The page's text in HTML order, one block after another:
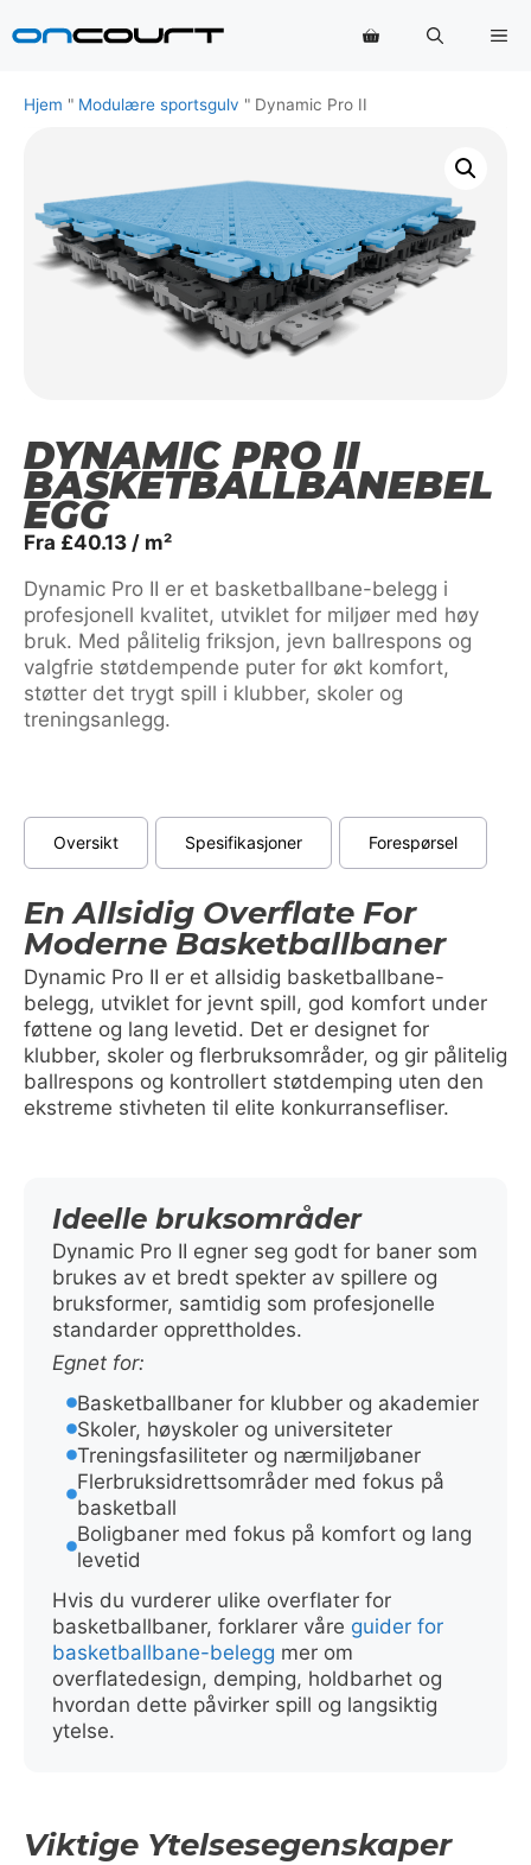
til
Hjem " Modulære sportsgulv " Dynamic Pro II
DYNAMIC PRO II
BASKETBALLBANEBEL
EGG
Fra £40.13 / m²
Dynamic Pro II er et basketballbane-belegg i
profesjonell kvalitet, utviklet for miljøer med høy
bruk. Med pålitelig friksjon, jevn ballrespons og
valgfrie støtdempende puter for økt komfort,
støtter det trygt spill i klubber, skoler og
treningsanlegg.
Oversikt Spesifikasjoner Forespørsel
En Allsidig Overflate For
Moderne Basketballbaner
Dynamic Pro II er et allsidig basketballbane-
belegg, utviklet for jevnt spill, god komfort under
føttene og lang levetid. Det er designet for
klubber, skoler og flerbruksområder, og gir pålitelig
ballrespons og kontrollert støtdemping uten den
ekstreme stivheten til elite konkurransefliser.
Ideelle bruksområder
Dynamic Pro II egner seg godt for baner som
brukes av et bredt spekter av spillere og
bruksformer, samtidig som profesjonelle
standarder opprettholdes.
Egnet for:
Basketballbaner for klubber og akademier
Skoler, høyskoler og universiteter
Treningsfasiliteter og nærmiljøbaner
Flerbruksidrettsområder med fokus på
basketball
Boligbaner med fokus på komfort og lang
levetid
Hvis du vurderer ulike overflater for
basketballbaner, forklarer våre guider for
basketballbane-belegg mer om
overflatedesign, demping, holdbarhet og
hvordan dette påvirker spill og langsiktig
ytelse.
Viktige Ytelsesegenskaper